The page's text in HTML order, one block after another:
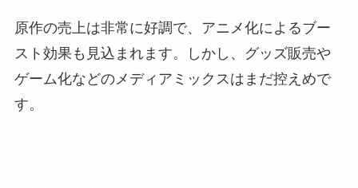
原作の売上は非常に好調で、アニメ化によるブー
スト効果も見込まれます。しかし、グッズ販売や
ゲーム化などのメディアミックスはまだ控えめで
す。